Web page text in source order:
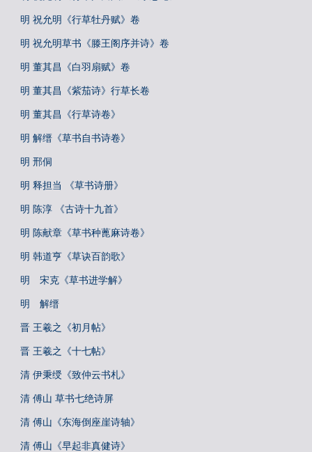
明 祝允明《行草牡丹赋》卷
明 祝允明草书《滕王阁序并诗》卷
明 董其昌《白羽扇赋》卷
明 董其昌《紫茄诗》行草长卷
明 董其昌《行草诗卷》
明 解缙《草书自书诗卷》
明 邢侗
明 释担当 《草书诗册》
明 陈淳 《古诗十九首》
明 陈献章《草书种蓖麻诗卷》
明 韩道亨《草诀百韵歌》
明 宋克《草书进学解》
明 解缙
晋 王羲之《初月帖》
晋 王羲之《十七帖》
清 伊秉绶《致仲云书札》
清 傅山 草书七绝诗屏
清 傅山《东海倒座崖诗轴》
清 傅山《早起非真健诗》